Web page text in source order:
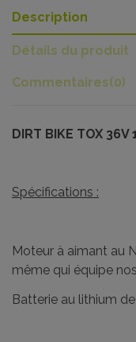
Description
Détails du produit
Commentaires(0)
DIRT BIKE TOX
Spécifications :
Moteur à aimant au
même qui équipe
Batterie au lithium de